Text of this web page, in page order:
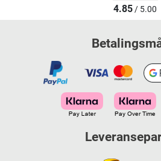
4.85/ 5.00